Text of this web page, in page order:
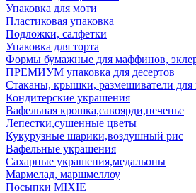
Упаковка для моти
Пластиковая упаковка
Подложки, салфетки
Упаковка для торта
Формы бумажные для маффинов,
ПРЕМИУМ упаковка для десертов
Стаканы, крышки, размешиватели для
Кондитерские украшения
Вафельная крошка,савоярди,печенье
Лепестки,сушенные цветы
Кукурузные шарики,воздушный рис
Вафельные украшения
Сахарные украшения,медальоны
Мармелад, маршмеллоу
Посыпки MIXIE